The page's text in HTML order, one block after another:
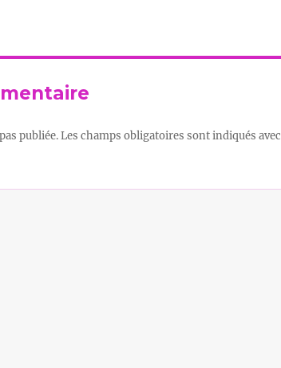
publiée.Les champs obligatoires sont indiqués avec